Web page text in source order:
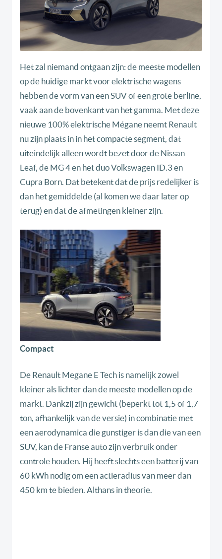
Het zal niemand ontgaan zijn: de meeste modellen
op de huidige markt voor elektrische wagens
hebben de vorm van een SUV of een grote berline,
vaak aan de bovenkant van het gamma. Met deze
nieuwe 100% elektrische Mégane neemt Renault
nu zijn plaats in in het compacte segment, dat
uiteindelijk alleen wordt bezet door de Nissan
Leaf, de MG 4 en het duo Volkswagen ID.3 en
Cupra Born. Dat betekent dat de prijs redelijker is
dan het gemiddelde (al komen we daar later op
terug) en dat de afmetingen kleiner zijn.
Compact
De Renault Megane E Tech is namelijk zowel
kleiner als lichter dan de meeste modellen op de
markt. Dankzij zijn gewicht (beperkt tot 1,5 of 1,7
ton, afhankelijk van de versie) in combinatie met
een aerodynamica die gunstiger is dan die van een
SUV, kan de Franse auto zijn verbruik onder
controle houden. Hij heeft slechts een batterij van
60 kWh nodig om een actieradius van meer dan
450 km te bieden. Althans in theorie.